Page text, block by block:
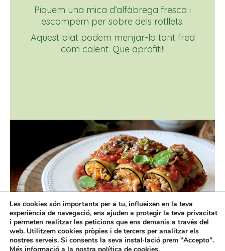
Piquem una mica d’alfàbrega fresca i
escampem per sobre dels rotllets.
Aquest plat podem menjar-lo tant fred
com calent. Que aprofiti!!
Les cookies són importants per a tu, influeixen en la teva
experiència de navegació, ens ajuden a protegir la teva privacitat
i permeten realitzar les peticions que ens demanis a través del
web. Utilitzem cookies pròpies i de tercers per analitzar els
nostres serveis. Si consents la seva instal·lació prem "Accepto".